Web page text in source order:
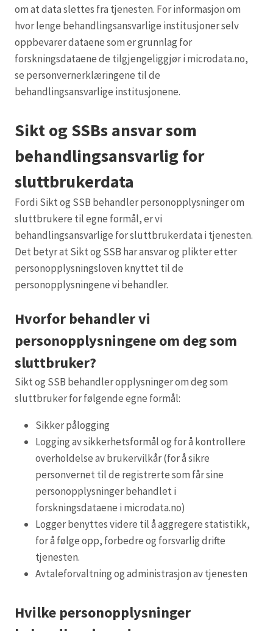
om at data slettes fra tjenesten. For informasjon om
hvor lenge behandlingsansvarlige institusjoner selv
oppbevarer dataene som er grunnlag for
forskningsdataene de tilgjengeliggjør i microdata.no,
se personvernerklæringene til de
behandlingsansvarlige institusjonene.
Sikt og SSBs ansvar som
behandlingsansvarlig for
sluttbrukerdata
Fordi Sikt og SSB behandler personopplysninger om
sluttbrukere til egne formål, er vi
behandlingsansvarlige for sluttbrukerdata i tjenesten.
Det betyr at Sikt og SSB har ansvar og plikter etter
personopplysningsloven knyttet til de
personopplysningene vi behandler.
Hvorfor behandler vi
personopplysningene om deg som
sluttbruker?
Sikt og SSB behandler opplysninger om deg som
sluttbruker for følgende egne formål:
Sikker pålogging
Logging av sikkerhetsformål og for å kontrollere
overholdelse av brukervilkår (for å sikre
personvernet til de registrerte som får sine
personopplysninger behandlet i
forskningsdataene i microdata.no)
Logger benyttes videre til å aggregere statistikk,
for å følge opp, forbedre og forsvarlig drifte
tjenesten.
Avtaleforvaltning og administrasjon av tjenesten
Hvilke personopplysninger